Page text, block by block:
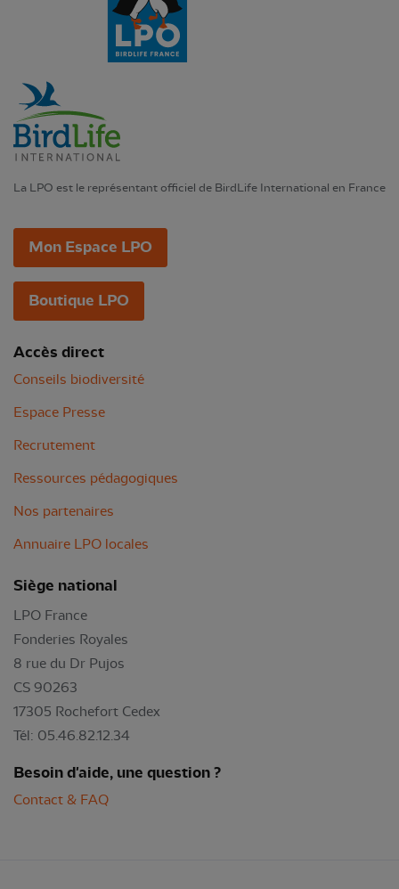
La LPO est le représentant officiel de BirdLife International en France
Mon Espace LPO
Boutique LPO
Accès direct
Conseils biodiversité
Espace Presse
Recrutement
Ressources pédagogiques
Nos partenaires
Annuaire LPO locales
Siège national
LPO France
Fonderies Royales
8 rue du Dr Pujos
CS 90263
17305 Rochefort Cedex
Tél: 05.46.82.12.34
Besoin d'aide, une question ?
Contact & FAQ